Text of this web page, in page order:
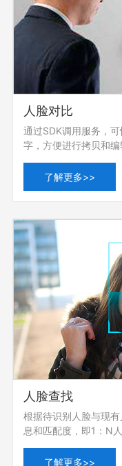
人脸对比
通过SDK调用服务，
字，方便进行拷贝和编
了解更多>>
人脸查找
根据待识别人脸与现
息和匹配度，即1：N人
了解更多>>